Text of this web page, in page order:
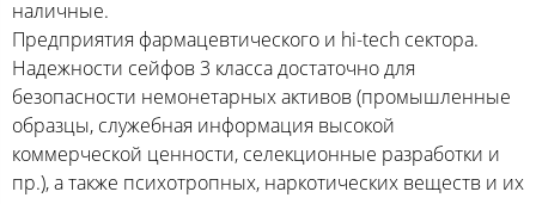
наличные.
Предприятия фармацевтического и hi-tech сектора.
Надежности сейфов 3 класса достаточно для
безопасности немонетарных активов (промышленные
образцы, служебная информация высокой
коммерческой ценности, селекционные разработки и
пр.), а также психотропных, наркотических веществ и их